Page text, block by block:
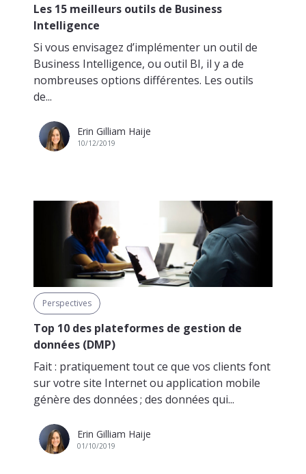
Les 15 meilleurs outils de Business
Intelligence
Si vous envisagez d’implémenter un outil de
Business Intelligence, ou outil BI, il y a de
nombreuses options différentes. Les outils
de...
Erin Gilliam Haije
10/12/2019
Perspectives
Top 10 des plateformes de gestion de
données (DMP)
Fait : pratiquement tout ce que vos clients font
sur votre site Internet ou application mobile
génère des données ; des données qui...
Erin Gilliam Haije
01/10/2019